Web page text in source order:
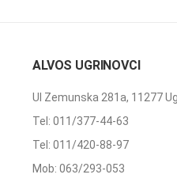
ALVOS UGRINOVCI
Ul Zemunska 281a, 11277
Tel: 011/377-44-63
Tel: 011/420-88-97
Mob: 063/293-053